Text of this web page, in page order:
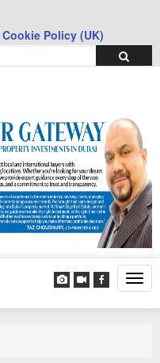
Cookie Policy (UK)